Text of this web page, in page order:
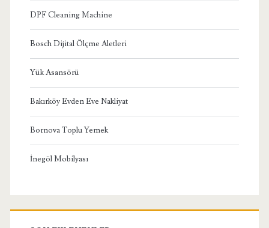
DPF Cleaning Machine
Bosch Dijital Ölçme Aletleri
Yük Asansörü
Bakırköy Evden Eve Nakliyat
Bornova Toplu Yemek
İnegöl Mobilyası